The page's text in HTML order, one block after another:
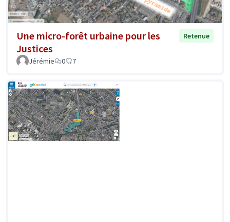
Une micro-forêt urbaine pour les
Justices
Retenue
Jérémie 0 7